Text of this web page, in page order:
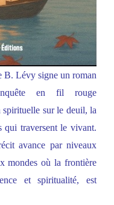
Lévy signe un roman
en fil rouge
spirituelle sur le deuil, la
qui traversent le vivant.
avance par niveaux
mondes où la frontière
et spiritualité, est